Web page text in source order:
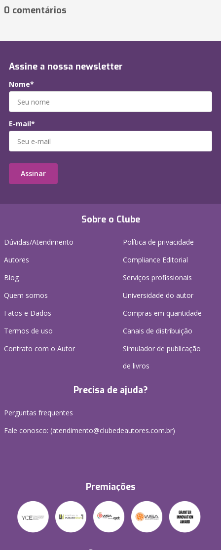
0 comentários
Sobre o Clube
Dúvidas/Atendimento
Autores
Blog
Quem somos
Fatos e Dados
Termos de uso
Contrato com o Autor
Política de privacidade
Compliance Editorial
Serviços profissionais
Universidade do autor
Compras em quantidade
Canais de distribuição
Simulador de publicação
de livros
Precisa de ajuda?
Perguntas frequentes
Fale conosco: (atendimento@clubedeautores.com.br)
Premiações
Assine a nossa newsletter
Nome*
E-mail*
Assinar